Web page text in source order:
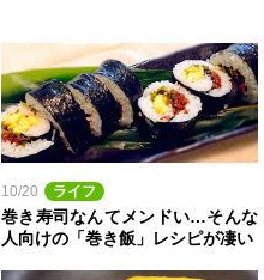
10/20 ライフ
巻き寿司なんてメンドい…そんな
人向けの「巻き飯」レシピが凄い